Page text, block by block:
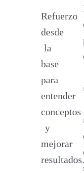
Refuerzo
desde
la
base
para
entender
conceptos
y
mejorar
resultados.